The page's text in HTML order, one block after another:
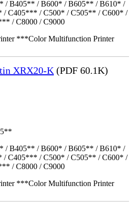
/ B405** / B600* / B605** / B610* /
C405*** / C500* / C505** / C600* /
/ C8000 / C9000
***Color Multifunction Printer
XRX20-K (PDF 60.1K)
/ B405** / B600* / B605** / B610* /
C405*** / C500* / C505** / C600* /
/ C8000 / C9000
***Color Multifunction Printer